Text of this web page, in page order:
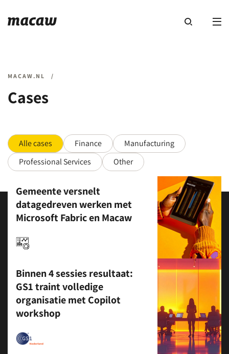
MACAW.NL /
Cases
Alle cases Finance
Manufacturing
Professional Services
Other
Gemeente versnelt
datagedreven werken met
Microsoft Fabric en Macaw
Binnen 4 sessies resultaat:
GS1 traint volledige
organisatie met Copilot
workshop